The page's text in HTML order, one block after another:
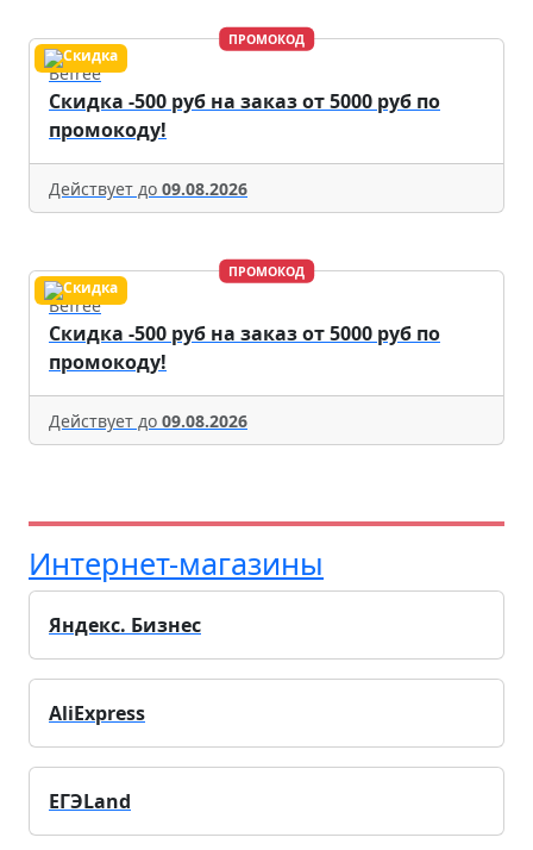
ПРОМОКОД
Befree
Скидка -500 руб на заказ от 5000 руб по
промокоду!
Действует до 09.08.2026
ПРОМОКОД
Befree
Скидка -500 руб на заказ от 5000 руб по
промокоду!
Действует до 09.08.2026
Интернет-магазины
Яндекс. Бизнес
AliExpress
ЕГЭLand